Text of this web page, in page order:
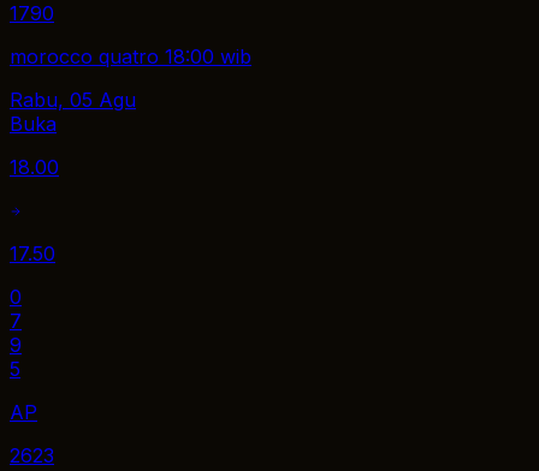
1790
morocco quatro 18:00 wib
Rabu, 05 Agu
Buka
18.00
17.50
0
7
9
5
AP
2623